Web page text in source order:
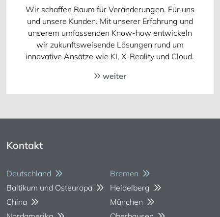
Wir schaffen Raum für Veränderungen. Für uns
und unsere Kunden. Mit unserer Erfahrung und
unserem umfassenden Know-how entwickeln
wir zukunftsweisende Lösungen rund um
innovative Ansätze wie KI, X-Reality und Cloud.
weiter
Kontakt
Deutschland
Baltikum und Osteuropa
China
Bremen
Heidelberg
München